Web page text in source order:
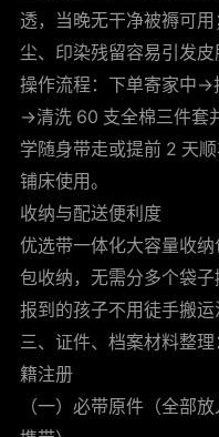
透，当晚无干净被褥可
尘、印染残留容易引发皮
操作流程：下单寄家中→
→清洗 60 支全棉三件套
学随身带走或提前 2 天
铺床使用。
收纳与配送便利度
优选带一体化大容量收
包收纳，无需分多个袋
报到的孩子不用徒手搬运
三、证件、档案材料整
籍注册
（一）必带原件（全部